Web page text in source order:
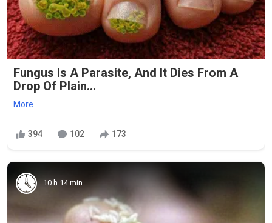
Fungus Is A Parasite, And It Dies From A
Drop Of Plain...
More
394 102 173
10 h 14 min